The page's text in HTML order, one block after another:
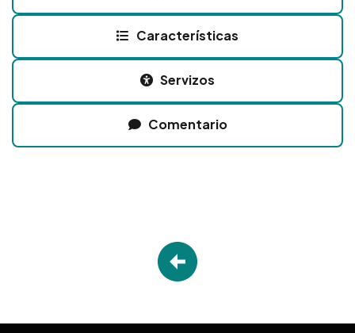
Características
Servizos
Comentario